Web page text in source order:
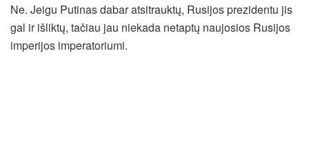
Ne. Jeigu Putinas dabar atsitrauktų, Rusijos prezidentu jis
gal ir išliktų, tačiau jau niekada netaptų naujosios Rusijos
imperijos imperatoriumi.